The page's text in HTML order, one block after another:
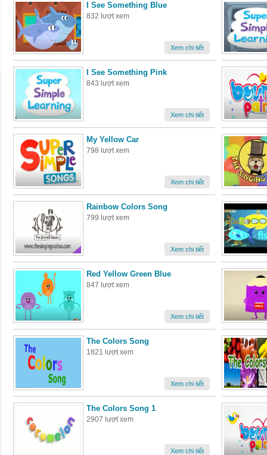
I See Something Blue
832 lượt xem
Xem chi tiết
I See Something Pink
843 lượt xem
Xem chi tiết
My Yellow Car
798 lượt xem
Xem chi tiết
Rainbow Colors Song
799 lượt xem
Xem chi tiết
Red Yellow Green Blue
847 lượt xem
Xem chi tiết
The Colors Song
1821 lượt xem
Xem chi tiết
The Colors Song 1
2907 lượt xem
Xem chi tiết